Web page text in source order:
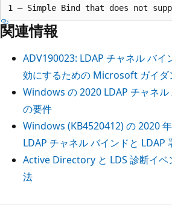
関連情報
ADV190023: LDAP チャネル バイ
効にするための Microsoft ガイダ
Windows の 2020 LDAP チャネル
の要件
Windows (KB4520412) の 2020
LDAP チャネル バインドと LDAP
Active Directory と LDS 診断イベ
法